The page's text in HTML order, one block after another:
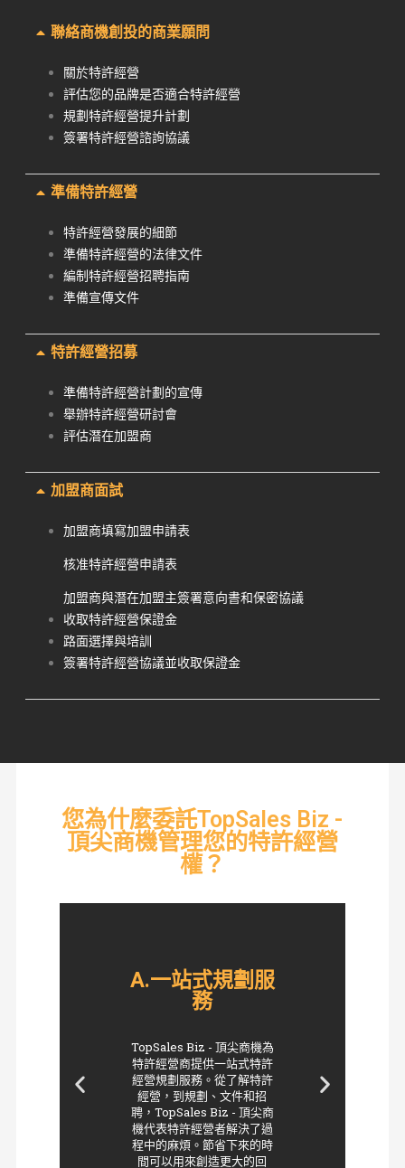
聯絡商機創投的商業願問
關於特許經營
評估您的品牌是否適合特許經營
規劃特許經營提升計劃
簽署特許經營諮詢協議
準備特許經營
特許經營發展的細節
準備特許經營的法律文件
編制特許經營招聘指南
準備宣傳文件
特許經營招募
準備特許經營計劃的宣傳
舉辦特許經營研討會
評估潛在加盟商
加盟商面試
加盟商填寫加盟申請表
核准特許經營申請表
加盟商與潛在加盟主簽署意向書和保密協議
收取特許經營保證金
路面選擇與培訓
簽署特許經營協議並收取保證金
您為什麼委託TopSales Biz -
頂尖商機管理您的特許經營
權？
A.一站式規劃服
務
TopSales Biz - 頂尖商機為
特許經營商提供一站式特許
經營規劃服務。從了解特許
經營，到規劃、文件和招
聘，TopSales Biz - 頂尖商
機代表特許經營者解決了過
程中的麻煩。節省下來的時
間可以用來創造更大的回